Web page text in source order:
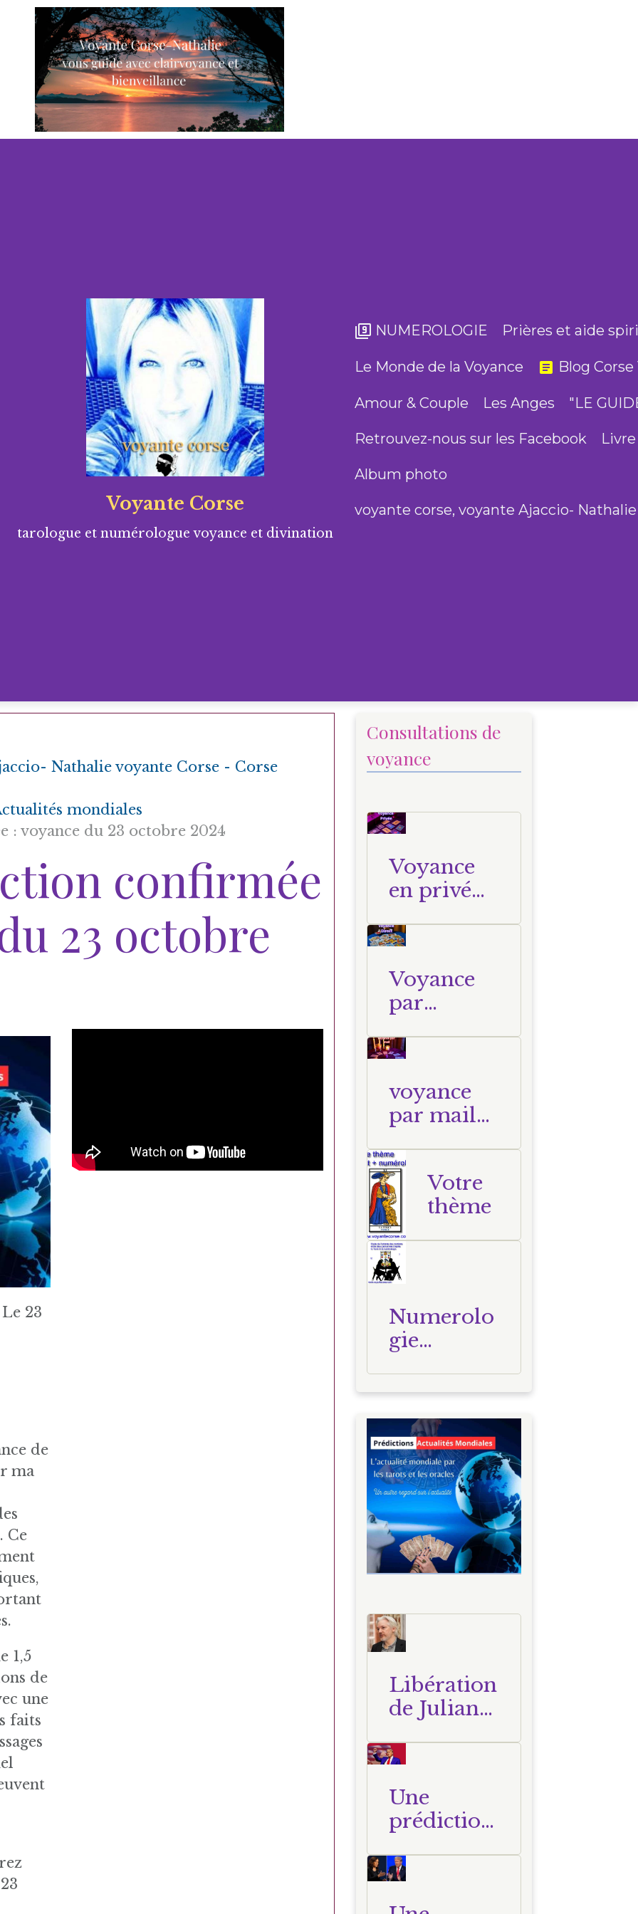
Voyante Corse
tarologue et numérologue voyance et divination
NUMEROLOGIE Prières et aide
Le Monde de la Voyance Blog
Amour & Couple Les Anges "LE
Retrouvez-nous sur les Facebook
Album photo
voyante corse, voyante Ajaccio-
Nathalie voyante Corse - Corse
mondiales
: voyance du 23 octobre 2024
confirmée
23 octobre
Le 23
de
ma
Ce
1,5
de
une
faits
Consultations de
voyance
Voyance
en privé
téléphone
Nathalie
Voyante
Corse
Voyance
par
en direct
Corse
Nathalie
voyance
par mail
corse
Votre
thème
Numerolo
gie
voyante
Libération
de Julian
Une
prédiction
: la